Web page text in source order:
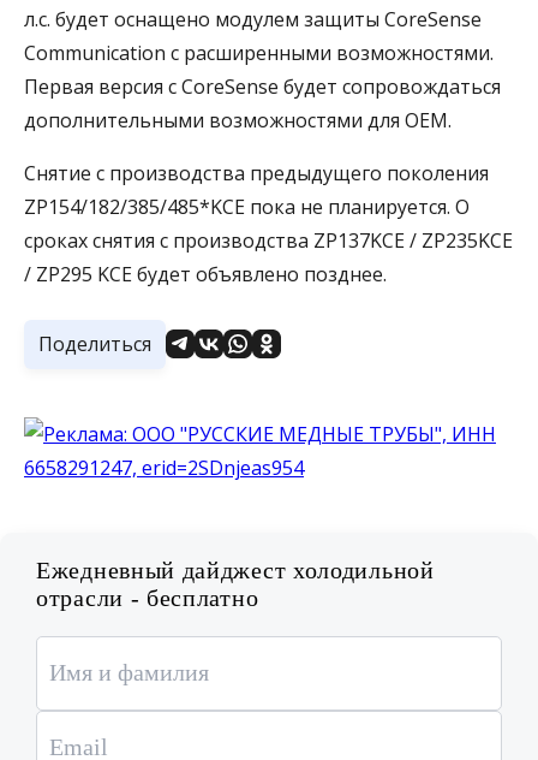
л.с. будет оснащено модулем защиты CoreSense
Communication с расширенными возможностями.
Первая версия с CoreSense будет сопровождаться
дополнительными возможностями для OEM.
Снятие с производства предыдущего поколения
ZP154/182/385/485*KCE пока не планируется. О
сроках снятия с производства ZP137KCE / ZP235KCE
/ ZP295 KCE будет объявлено позднее.
Поделиться
Ежедневный дайджест холодильной
отрасли - бесплатно